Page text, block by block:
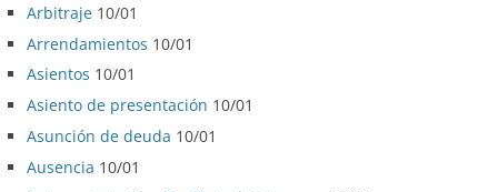
Arbitraje 10/01
Arrendamientos 10/01
Asientos 10/01
Asiento de presentación 10/01
Asunción de deuda 10/01
Ausencia 10/01